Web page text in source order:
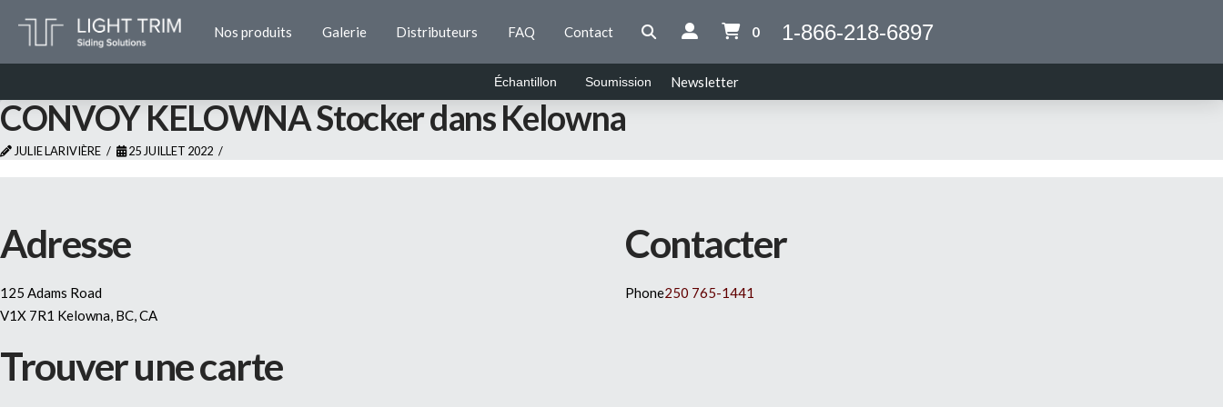
Nos produits Galerie Distributeurs FAQ Contact 0 1-866-218-6897
Échantillon Soumission Newsletter
CONVOY KELOWNAStocker dans Kelowna
JULIE LARIVIÈRE 25 JUILLET 2022
Adresse
125 Adams Road
V1X 7R1 Kelowna, BC, CA
Contacter
Phone250 765-1441
Trouver une carte